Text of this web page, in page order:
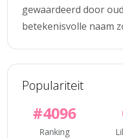
gewaardeerd door
betekenisvolle naam
Populariteit
#4096
Ranking